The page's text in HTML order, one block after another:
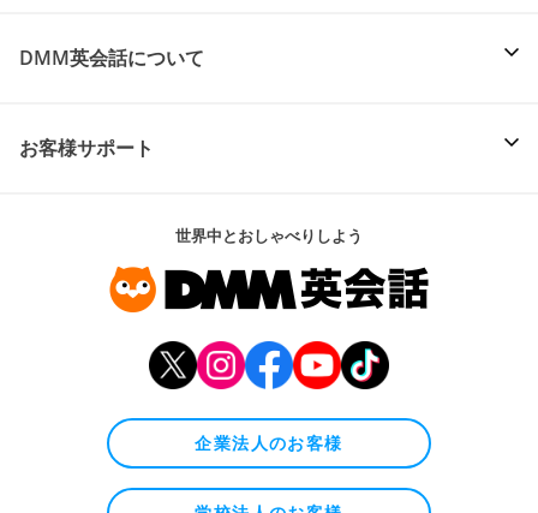
DMM英会話について
お客様サポート
世界中とおしゃべりしよう
企業法人のお客様